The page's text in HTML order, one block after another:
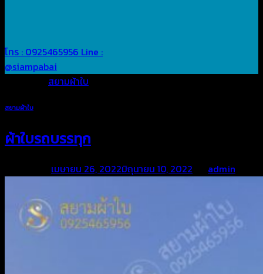
โทร : 0925465956 Line :
@siampabai
สยามผ้าใบ
สยามผ้าใบ
ผ้าใบรถบรรทุก
เมษายน 26, 2022มิถุนายน 10, 2022 admin